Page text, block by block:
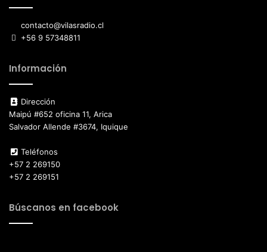
contacto@vilasradio.cl
+56 9 57348811
Información
Dirección
Maipú #652 oficina 11, Arica
Salvador Allende #3674, Iquique
Teléfonos
+57 2 269150
+57 2 269151
Búscanos en facebook